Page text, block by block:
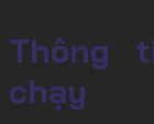
Thông
chạy